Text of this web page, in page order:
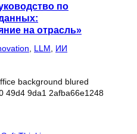
по
на отрасль»
LLM ИИ